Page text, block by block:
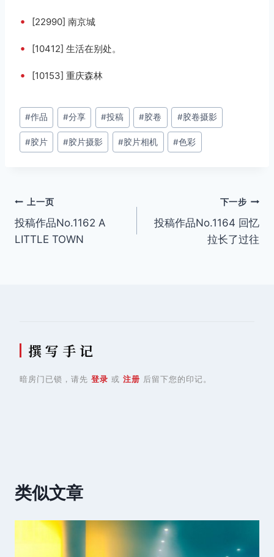
• [22990] 南京城
• [10412] 生活在别处。
• [10153] 重庆森林
文
章
标
#作品 #分享 #投稿 #胶卷 #胶卷摄影
#胶片 #胶片摄影 #胶片相机 #色彩
文
章
上一页
投稿作品No.1162 A
LITTLE TOWN
下一步
投稿作品No.1164 回忆
拉长了过往
撰 写 手 记
暗房门已锁，请先 登录 或 注册 后留下您的印记。
类似文章